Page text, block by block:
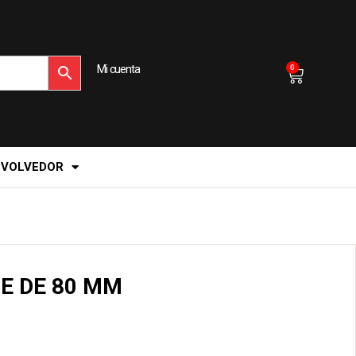
Mi cuenta 0
DE 80 MM